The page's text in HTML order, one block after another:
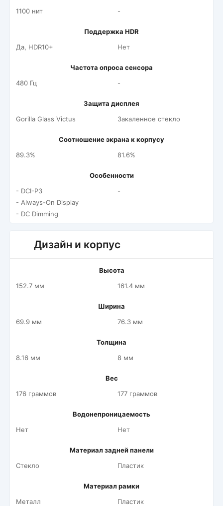
1100 нит
-
Поддержка HDR
Да, HDR10+
Нет
Частота опроса сенсора
480 Гц
-
Защита дисплея
Gorilla Glass Victus
Закаленное стекло
Соотношение экрана к корпусу
89.3%
81.6%
Особенности
- DCI-P3
- Always-On Display
- DC Dimming
-
Дизайн и корпус
Высота
152.7 мм
161.4 мм
Ширина
69.9 мм
76.3 мм
Толщина
8.16 мм
8 мм
Вес
176 граммов
177 граммов
Водонепроницаемость
Нет
Нет
Материал задней панели
Стекло
Пластик
Материал рамки
Металл
Пластик